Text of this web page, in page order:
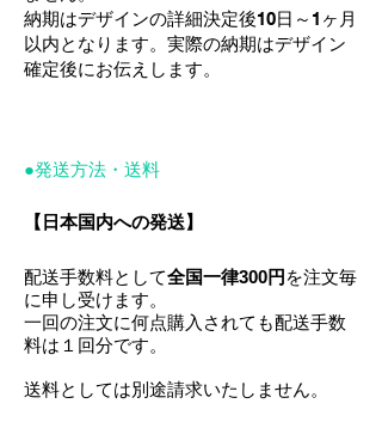
納期はデザインの詳細決定後10日～1ヶ月
以内となります。 実際の納期はデザイン
確定後にお伝えします。
●発送方法・送料
【日本国内への発送】
配送手数料として全国一律300円 を注文毎
に申し受けます。
一回の注文に何点購入されても配送手数
料は１回分です。
送料としては別途請求いたしません。